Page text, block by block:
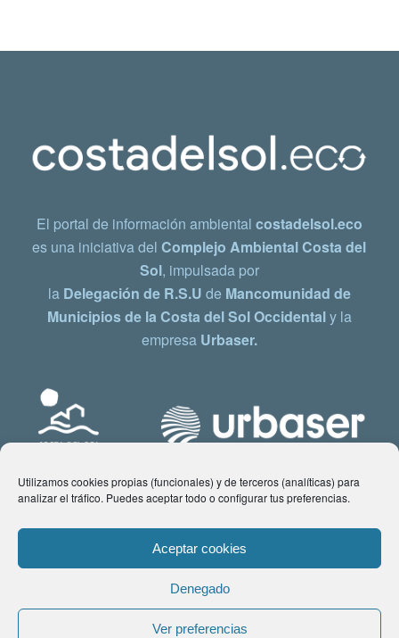
Utilizamos cookies propias (funcionales) y de terceros (analíticas) para
analizar el tráfico. Puedes aceptar todo o configurar tus preferencias.
Aceptar cookies
Denegado
Ver preferencias
El portal de información ambiental costadelsol.eco
es una iniciativa delComplejo Ambiental Costa del
Sol, impulsada por
la Delegación de R.S.U de Mancomunidad de
Municipios de la Costa del Sol Occidentaly la
empresa Urbaser.
© Copyright 2021 www.costadelsol.eco. Todos los derechos reservados |